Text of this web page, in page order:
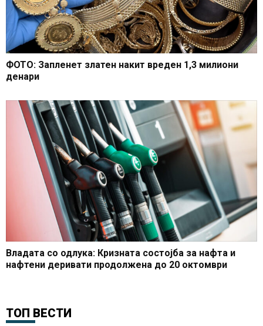
ФОТО: Запленет златен накит вреден 1,3 милиони
денари
Владата со одлука: Кризната состојба за нафта и
нафтени деривати продолжена до 20 октомври
ТОП ВЕСТИ